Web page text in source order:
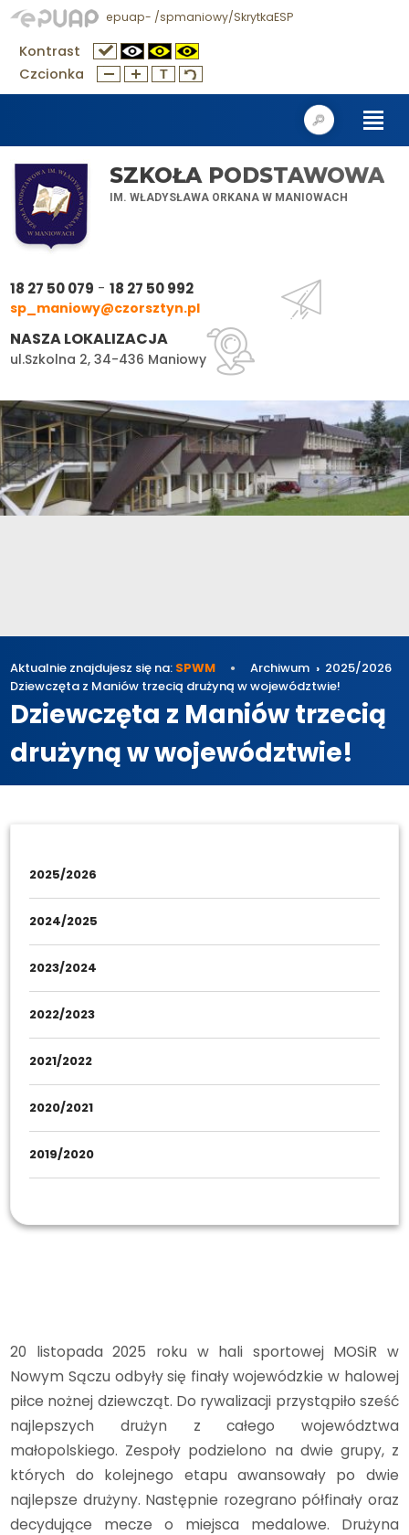
epuap- /spmaniowy/SkrytkaESP
Kontrast
Czcionka
SZKOŁA PODSTAWOWA
IM. WŁADYSŁAWA ORKANA W MANIOWACH
18 27 50 079 -18 27 50 992
sp_maniowy@czorsztyn.pl
NASZA LOKALIZACJA
ul.Szkolna 2, 34-436 Maniowy
Aktualnie znajdujesz się na: SPWM Archiwum
2025/2026
Dziewczęta z Maniów trzecią drużyną w województwie!
Dziewczęta z Maniów trzecią
drużyną w województwie!
2025/2026
2024/2025
2023/2024
2022/2023
2021/2022
2020/2021
2019/2020
20 listopada 2025 roku w hali sportowej MOSiR w
Nowym Sączu odbyły się finały wojewódzkie w halowej
piłce nożnej dziewcząt. Do rywalizacji przystąpiło sześć
najlepszych drużyn z całego województwa
małopolskiego. Zespoły podzielono na dwie grupy, z
których do kolejnego etapu awansowały po dwie
najlepsze drużyny. Następnie rozegrano półfinały oraz
decydujące mecze o miejsca medalowe. Drużyna